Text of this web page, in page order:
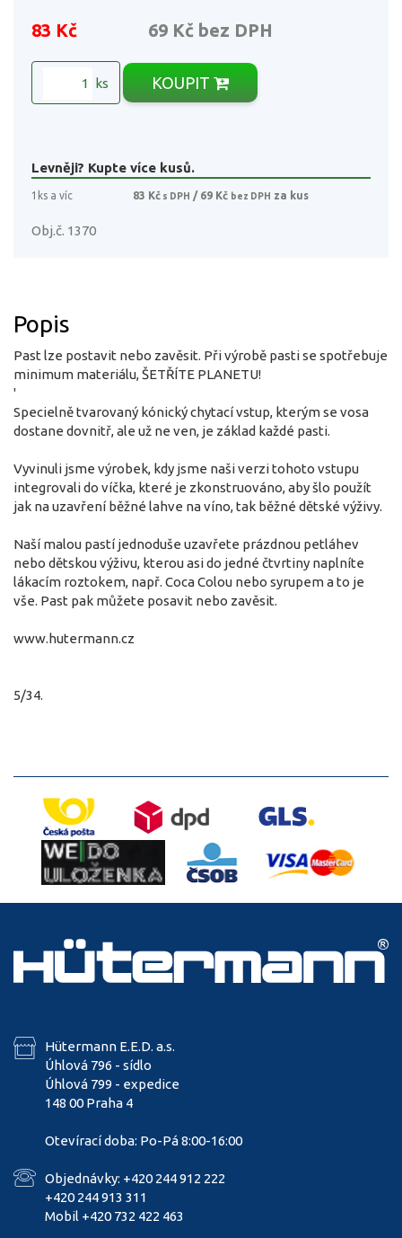
83 Kč 69 Kč bez DPH
ks KOUPIT
Levněji? Kupte více kusů.
1ks a víc 83 Kč s DPH / 69 Kč bez DPH za kus
Obj.č. 1370
Popis
Past lze postavit nebo zavěsit. Při výrobě pasti se spotřebuje
minimum materiálu, ŠETŘÍTE PLANETU!
'
Specielně tvarovaný kónický chytací vstup, kterým se vosa
dostane dovnitř, ale už ne ven, je základ každé pasti.
Vyvinuli jsme výrobek, kdy jsme naši verzi tohoto vstupu
integrovali do víčka, které je zkonstruováno, aby šlo použít
jak na uzavření běžné lahve na víno, tak běžné dětské výživy.
Naší malou pastí jednoduše uzavřete prázdnou petláhev
nebo dětskou výživu, kterou asi do jedné čtvrtiny naplníte
lákacím roztokem, např. Coca Colou nebo syrupem a to je
vše. Past pak můžete posavit nebo zavěsit.
www.hutermann.cz
5/34.
Hütermann E.E.D. a.s.
Úhlová 796 - sídlo
Úhlová 799 - expedice
148 00 Praha 4
Otevírací doba: Po-Pá 8:00-16:00
Objednávky: +420 244 912 222
+420 244 913 311
Mobil +420 732 422 463